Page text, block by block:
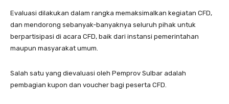
Evaluasi dilakukan dalam rangka memaksimalkan kegiatan CFD,
dan mendorong sebanyak-banyaknya seluruh pihak untuk
berpartisipasi di acara CFD, baik dari instansi pemerintahan
maupun masyarakat umum.
Salah satu yang dievaluasi oleh Pemprov Sulbar adalah
pembagian kupon dan voucher bagi peserta CFD.